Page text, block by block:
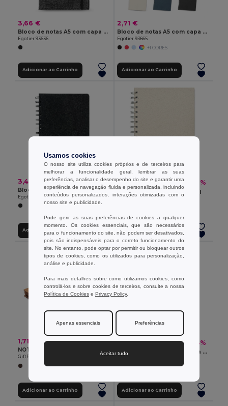
3,66 €
Bloco de notas A5 com capa em feltro reciclado (100% rPET) e páginas pautadas em papel 100% reciclado
Egotier 93636
Adicionar ao Carrinho
2,71 €
Bloco de notas A5 com capa flexível, feito de papel 100% reciclado
Egotier 93665
+1 CORES
Adicionar ao Carrinho
3,44 €
Bloco de notas A5 de capa semi-dura em feltro reciclado (100% rPET) com argolas e páginas pautadas
Egotier 93635
Adicionar ao Carrinho
6,64 € 12,68 € -48%
GRASS BOOK Bloco A5 papel
GiftRetail MO6541
Adicionar ao Carrinho
1,71 €
GiftRetail MO2481
Adicionar ao Carrinho
6,20 €8,16 € -24%
Bloco de notas A5 com capa semi-rígida fabricada a partir de matéria orgânica de elefante (80%)
Adicionar ao Carrinho
Usamos cookies
O nosso site utiliza cookies próprios e de terceiros para
melhorar a funcionalidade geral, lembrar as suas
preferências, analisar o desempenho do site e garantir uma
experiência de navegação fluida e personalizada, incluindo
conteúdos personalizados, interações otimizadas com o
nosso site e publicidade.
Pode gerir as suas preferências de cookies a qualquer
momento. Os cookies essenciais, que são necessários
para o funcionamento do site, não podem ser desativados,
pois são indispensáveis para o correto funcionamento do
site. No entanto, pode optar por permitir ou bloquear outros
tipos de cookies, como os utilizados para personalização,
análise e publicidade.
Para mais detalhes sobre como utilizamos cookies, como
controlá-los e sobre cookies de terceiros, consulte a nossa
Política de Cookies e Privacy Policy.
Apenas essenciais Preferências
Aceitar tudo